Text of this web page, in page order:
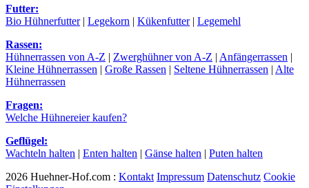
Futter:
Bio Hühnerfutter| Legekorn | Kükenfutter| Legemehl
Rassen:
Hühnerrassen von A-Z | Zwerghühner von A-Z | Anfängerrassen |
Kleine Hühnerrassen | Große Rassen | Seltene Hühnerrassen | Alte
Hühnerrassen
Fragen:
Welche Hühnereier kaufen?
Geflügel:
Wachteln halten | Enten halten | Gänse halten | Puten halten
2026 Huehner-Hof.com : Kontakt Impressum Datenschutz Cookie